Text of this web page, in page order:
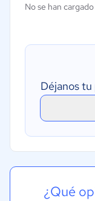
No se han
Déjanos
¿Qué